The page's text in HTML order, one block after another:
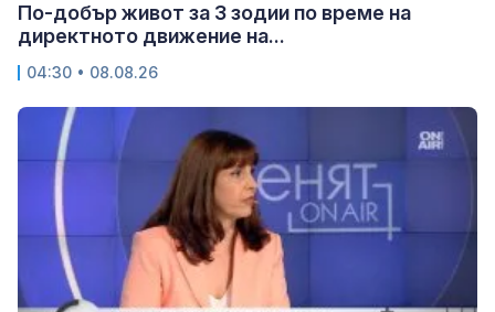
По-добър живот за 3 зодии по време на
директното движение на...
04:30 • 08.08.26